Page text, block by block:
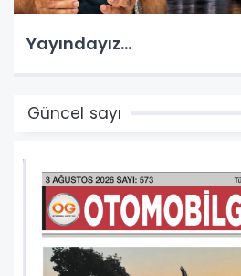
Yayındayız...
Güncel sayı